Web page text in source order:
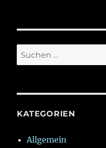
Suchen
nach:
KATEGORIEN
Allgemein